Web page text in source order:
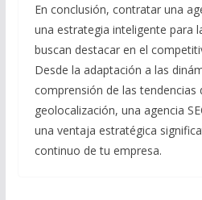
En conclusión, contratar una
una estrategia inteligente para
buscan destacar en el
Desde la adaptación a las
comprensión de las tendencias
geolocalización, una agencia
una ventaja estratégica
continuo de tu empresa.